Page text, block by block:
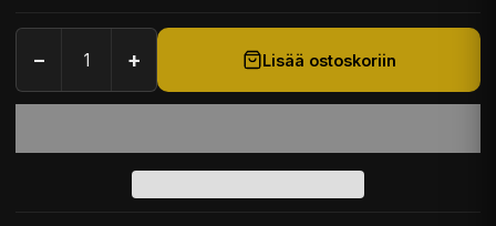
− + Lisää ostoskoriin